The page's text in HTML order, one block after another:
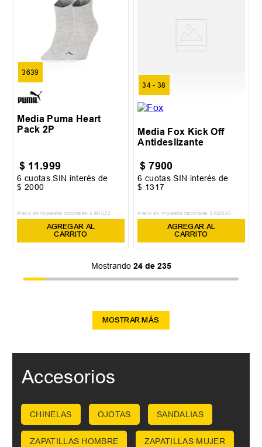
3639
Media Puma Heart
Pack 2P
$ 11.999
6 cuotas SIN interés de
$ 2000
Precio sin impuestos nacionales: $ 9916,53
AGREGAR AL
CARRITO
34 - 38
Media Fox Kick Off
Antideslizante
$ 7900
6 cuotas SIN interés de
$ 1317
Precio sin impuestos nacionales: $ 6528,93
AGREGAR AL
CARRITO
Mostrando 24 de 235
MOSTRAR MÁS
Accesorios
CHINELAS OJOTAS SANDALIAS
ZAPATILLAS HOMBRE ZAPATILLAS MUJER